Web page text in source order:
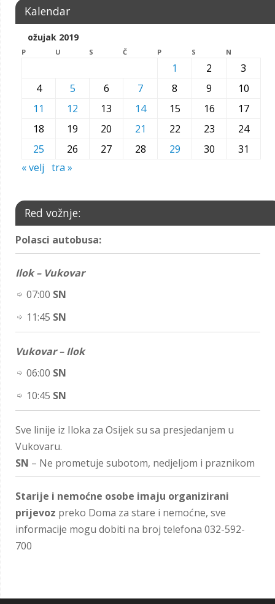
Kalendar
ožujak 2019
P U S Č P S N
1 2
3
4
5 6 7 8 9
10
11
12 13 14 15 16
17
18
19 20 21 22 23
24
25
26 27 28 29 30
31
« velj tra »
Red vožnje:
Polasci autobusa:
Ilok – Vukovar
07:00 SN
11:45 SN
Vukovar – Ilok
06:00 SN
10:45 SN
Sve linije iz Iloka za Osijek su sa presjedanjem u
Vukovaru.
SN – Ne prometuje subotom, nedjeljom i praznikom
Starije i nemoćne osobe imaju organizirani
prijevoz preko Doma za stare i nemoćne, sve
informacije mogu dobiti na broj telefona 032-592-
700